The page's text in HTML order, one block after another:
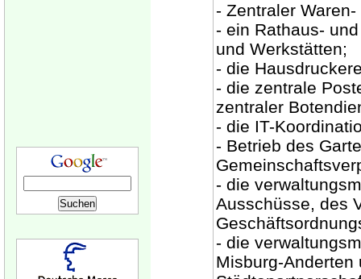
- Zentraler
- ein Rathaus-
und Werkstätten;
- die
- die zentrale
zentraler
- die IT-
- Betrieb des
- die
Ausschüsse, des
- die
Misburg-Anderten